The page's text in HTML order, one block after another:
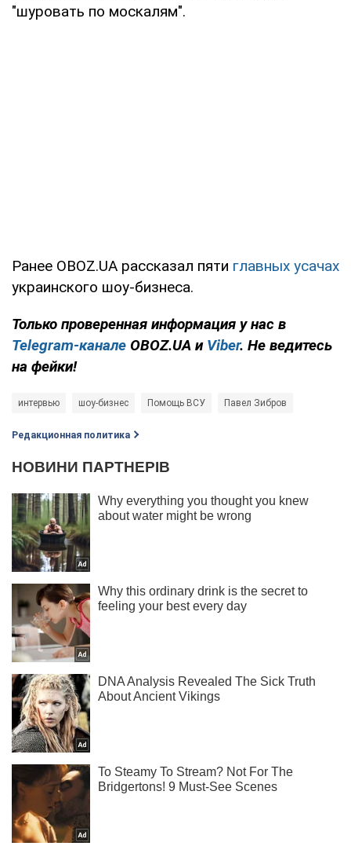
"шуровать по москалям".
Ранее OBOZ.UA рассказал пяти главных усачах
украинского шоу-бизнеса.
Только проверенная информация у нас в
Telegram-канале OBOZ.UA и Viber. Не ведитесь
на фейки!
интервью шоу-бизнес Помощь ВСУ Павел Зибров
Редакционная политика